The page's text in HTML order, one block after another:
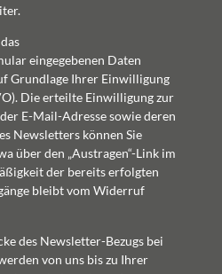
eingegebenen Daten
Grundlage Ihrer Einwilligung
Die erteilte Einwilligung zur
E-Mail-Adresse sowie deren
Newsletters können Sie
über den „Austragen“-Link im
der bereits erfolgten
bleibt vom Widerruf
des Newsletter-Bezugs bei
von uns bis zu Ihrer